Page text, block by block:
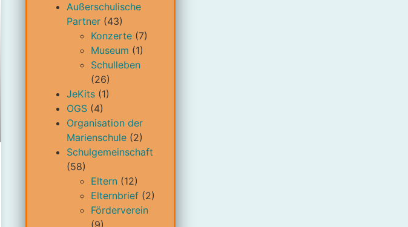
Außerschulische
Partner(43)
Konzerte(7)
Museum (1)
Schulleben
(26)
JeKits(1)
OGS(4)
Organisation der
Marienschule(2)
Schulgemeinschaft
(58)
Eltern(12)
Elternbrief(2)
Förderverein